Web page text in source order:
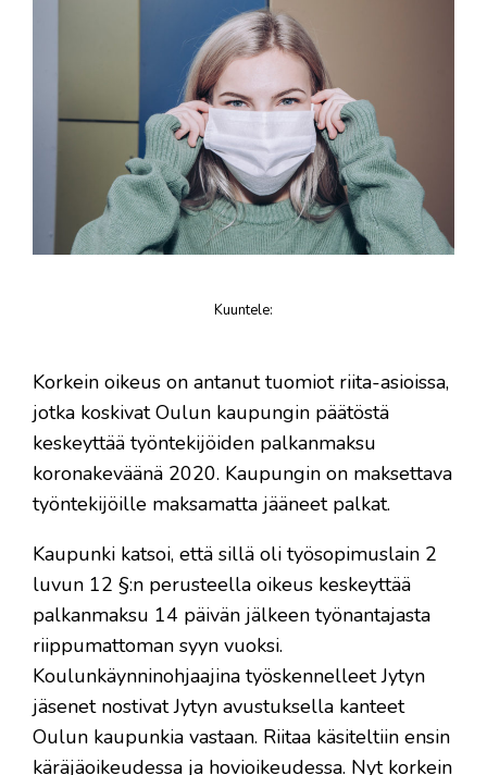
Kuuntele:
Korkein oikeus on antanut tuomiot riita-asioissa,
jotka koskivat Oulun kaupungin päätöstä
keskeyttää työntekijöiden palkanmaksu
koronakeväänä 2020. Kaupungin on maksettava
työntekijöille maksamatta jääneet palkat.
Kaupunki katsoi, että sillä oli työsopimuslain 2
luvun 12 §:n perusteella oikeus keskeyttää
palkanmaksu 14 päivän jälkeen työnantajasta
riippumattoman syyn vuoksi.
Koulunkäynninohjaajina työskennelleet Jytyn
jäsenet nostivat Jytyn avustuksella kanteet
Oulun kaupunkia vastaan. Riitaa käsiteltiin ensin
käräjäoikeudessa ja hovioikeudessa. Nyt korkein